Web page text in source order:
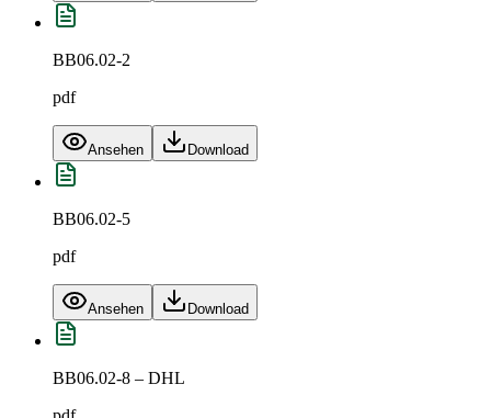
BB06.02-2
pdf
Ansehen Download
BB06.02-5
pdf
Ansehen Download
BB06.02-8 – DHL